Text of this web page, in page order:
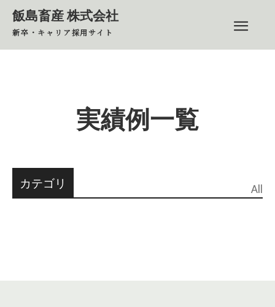
飯島畜産 株式会社
新卒・キャリア採用サイト
実績例一覧
カテゴリ All